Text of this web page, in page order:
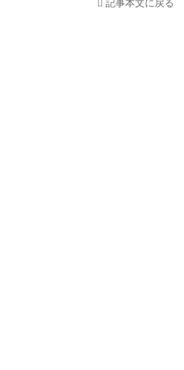
記事本文に戻る